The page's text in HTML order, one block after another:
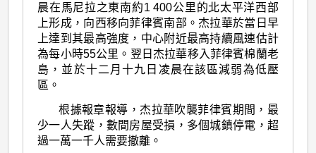
晨在馬尼拉之東南約1 400公里的北太平洋西部
上形成，向西移向菲律賓南部。杰拉華於當日早
上達到其最高強度，中心附近最高持續風速估計
為每小時55公里。翌日杰拉華移入菲律賓棉蘭老
島，並於十二月十九日凌晨在該區減弱為低壓
區。
根據報章報導，杰拉華吹襲菲律賓期間，最
少一人失蹤，數間房屋受損，多個城鎮停電，超
過一萬一千人需要撤離。